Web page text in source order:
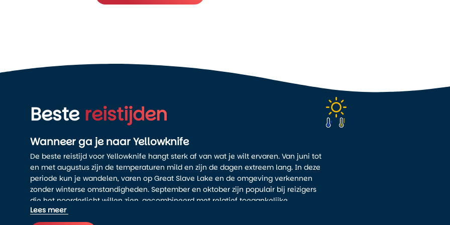
Beste reistijden
Wanneer ga je naar Yellowknife
De beste reistijd voor Yellowknife hangt sterk af van wat je wilt ervaren. Van juni tot
en met augustus zijn de temperaturen mild en zijn de dagen extreem lang. In deze
periode kun je wandelen, varen op Great Slave Lake en de omgeving verkennen
zonder winterse omstandigheden. September en oktober zijn populair bij reizigers
die het noorderlicht willen zien, gecombineerd met relatief toegankelijke
weersomstandigheden.
Lees meer